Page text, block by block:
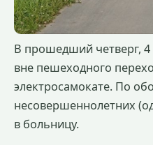
В прошедший четверг,
вне пешеходного
электросамокате. По
несовершеннолетних
в больницу.